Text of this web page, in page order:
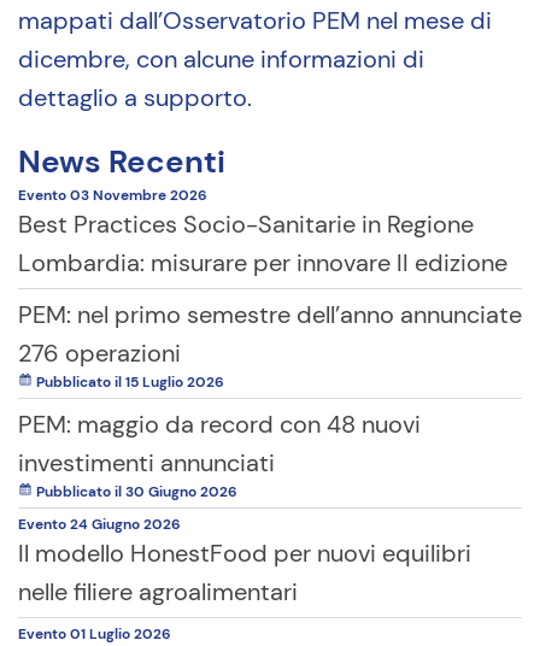
mappati dall’Osservatorio PEM nel mese di
dicembre, con alcune informazioni di
dettaglio a supporto.
News Recenti
Evento03 Novembre2026
Best Practices Socio-Sanitarie in Regione
Lombardia: misurare per innovare II edizione
PEM: nel primo semestre dell’anno annunciate
276 operazioni
Pubblicato il 15 Luglio 2026
PEM: maggio da record con 48 nuovi
investimenti annunciati
Pubblicato il 30 Giugno 2026
Evento24 Giugno2026
Il modello HonestFood per nuovi equilibri
nelle filiere agroalimentari
Evento01 Luglio2026